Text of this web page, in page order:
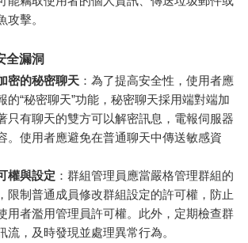
攻擊。
全漏洞
密的秘密聊天 ：為了提高安全性，使用者應
的“秘密聊天”功能，秘密聊天採用端對端加
只有聊天的雙方可以解密訊息，電報伺服器
。使用者應避免在普通聊天中傳送敏感資
權與設定 ：群組管理員應當嚴格管理群組的
限制普通成員修改群組設定的許可權，防止
用者濫用管理員許可權。此外，定期檢查群
流，及時發現並處理異常行為。